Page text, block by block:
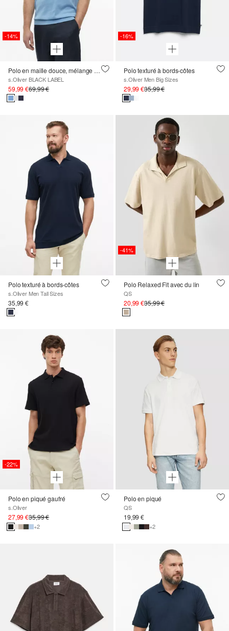
-14%
Polo en maille douce, mélange de coton et de soie
s.Oliver BLACK LABEL
59,99 €69,99 €
-16%
Polo texturé à bords-côtes
s.Oliver Men Big Sizes
29,99 €35,99 €
Polo texturé à bords-côtes
s.Oliver Men Tall Sizes
35,99 €
-41%
Polo Relaxed Fit avec du lin
QS
20,99 €35,99 €
-22%
Polo en piqué gaufré
s.Oliver
27,99 €35,99 €
+2
Polo en piqué
QS
19,99 €
+2